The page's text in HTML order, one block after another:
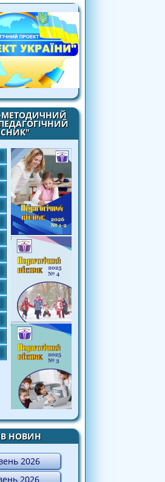
МЕТОДИЧНИЙ
НОВИН
2026
2026